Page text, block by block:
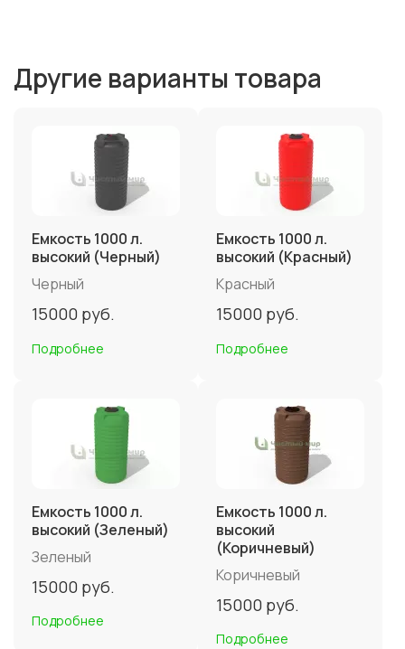
Другие варианты товара
Емкость 1000 л.
высокий (Черный)
Черный
15000 руб.
Подробнее
Емкость 1000 л.
высокий (Красный)
Красный
15000 руб.
Подробнее
Емкость 1000 л.
высокий (Зеленый)
Зеленый
15000 руб.
Подробнее
Емкость 1000 л.
высокий
(Коричневый)
Коричневый
15000 руб.
Подробнее